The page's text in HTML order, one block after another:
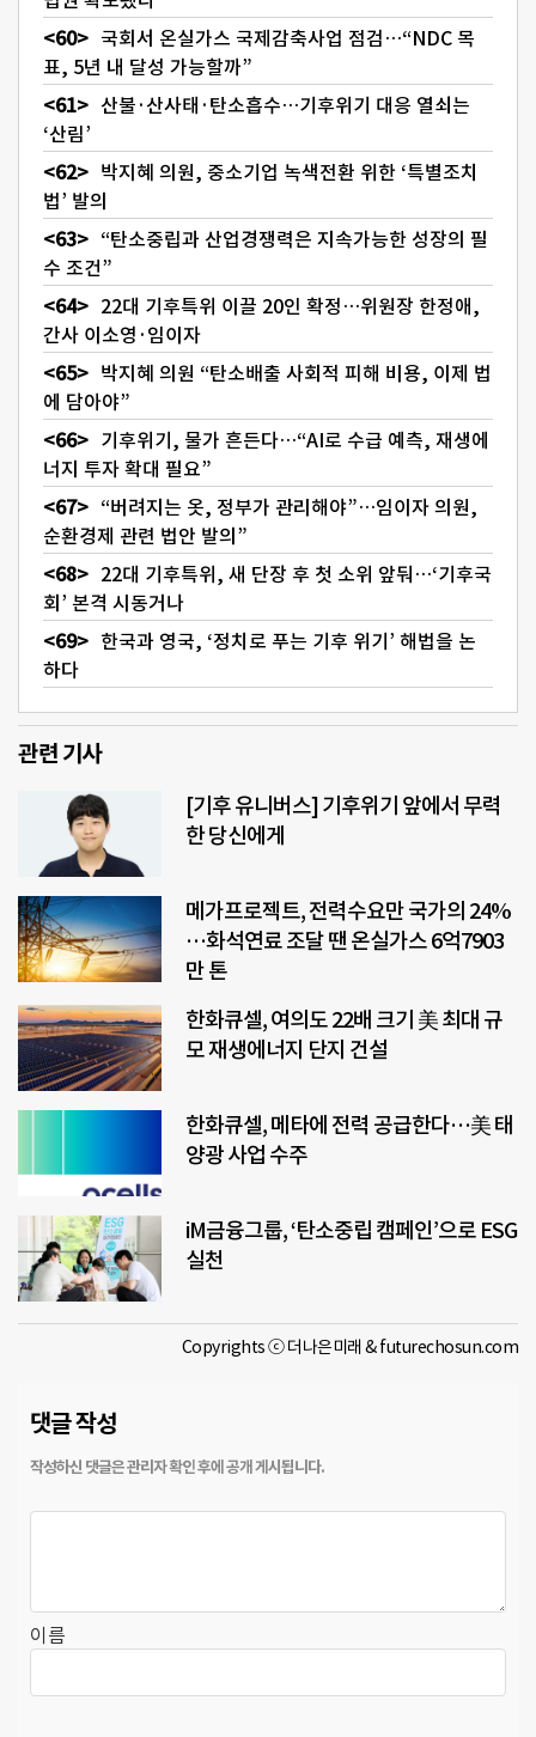
국회서 온실가스 국제감축사업 점검…“NDC 목
표, 5년 내 달성 가능할까”
산불·산사태·탄소흡수…기후위기 대응 열쇠는
‘산림’
박지혜 의원, 중소기업 녹색전환 위한 ‘특별조치
법’ 발의
“탄소중립과 산업경쟁력은 지속가능한 성장의 필
수 조건”
22대 기후특위 이끌 20인 확정…위원장 한정애,
간사 이소영·임이자
박지혜 의원 “탄소배출 사회적 피해 비용, 이제 법
에 담아야”
기후위기, 물가 흔든다…“AI로 수급 예측, 재생에
너지 투자 확대 필요”
“버려지는 옷, 정부가 관리해야”…임이자 의원,
순환경제 관련 법안 발의”
22대 기후특위, 새 단장 후 첫 소위 앞둬…‘기후국
회’ 본격 시동거나
한국과 영국, ‘정치로 푸는 기후 위기’ 해법을 논
하다
관련 기사
[기후 유니버스] 기후위기 앞에서 무력
한 당신에게
메가프로젝트, 전력수요만 국가의 24%
…화석연료 조달 땐 온실가스 6억7903
만 톤
한화큐셀, 여의도 22배 크기 美 최대 규
모 재생에너지 단지 건설
한화큐셀, 메타에 전력 공급한다…美 태
양광 사업 수주
iM금융그룹, ‘탄소중립 캠페인’으로 ESG
실천
Copyrights ⓒ 더나은미래 & futurechosun.com
댓글 작성
이름